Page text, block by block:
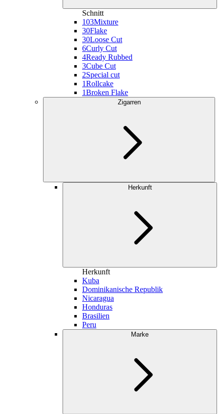
Schnitt
103Mixture
30Flake
30Loose Cut
6Curly Cut
4Ready Rubbed
3Cube Cut
2Special cut
1Rollcake
1Broken Flake
Zigarren
Herkunft
Herkunft
Kuba
Dominikanische Republik
Nicaragua
Honduras
Brasilien
Peru
Marke